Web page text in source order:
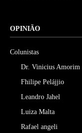
OPINIÃO
Colunistas
Dr. Vinicius Amorim
Fhilipe Pelájjio
Leandro Jahel
Luiza Malta
Rafael angeli